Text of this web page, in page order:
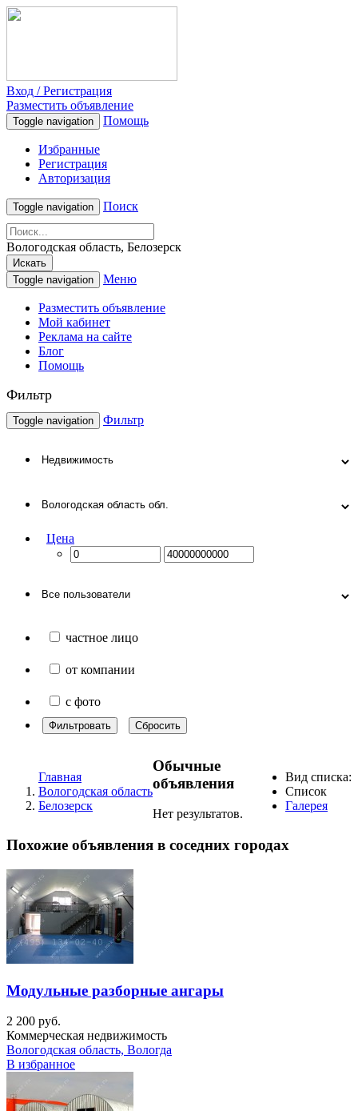
Вход / Регистрация
Разместить объявление
Toggle navigation Помощь
Избранные
Регистрация
Авторизация
Toggle navigation Поиск
Вологодская область, Белозерск
Искать
Toggle navigation
Меню
Разместить объявление
Мой кабинет
Реклама на сайте
Блог
Помощь
Фильтр
Toggle navigation Фильтр
Цена
частное лицо
от компании
с фото
Фильтровать Сбросить
Главная
Вологодская область
Белозерск
Вид списка:
Список
Галерея
Обычные
объявления
Нет результатов.
Похожие объявления в соседних городах
Модульные разборные ангары
2 200 руб.
Коммерческая недвижимость
Вологодская область, Вологда
В избранное